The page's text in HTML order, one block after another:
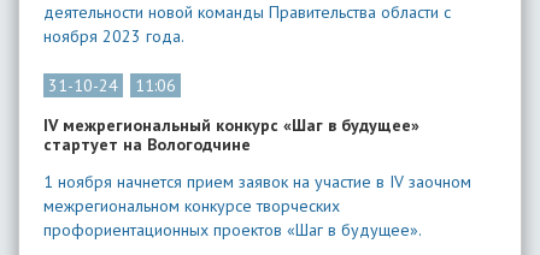
деятельности новой команды Правительства области с
ноября 2023 года.
31-10-24
11:06
IV межрегиональный конкурс «Шаг в будущее»
стартует на Вологодчине
1 ноября начнется прием заявок на участие в IV заочном
межрегиональном конкурсе творческих
профориентационных проектов «Шаг в будущее».